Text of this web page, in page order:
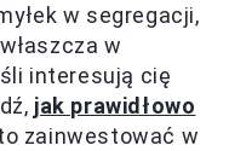
w segregacji,
w
interesują cię
jak prawidłowo
zainwestować w